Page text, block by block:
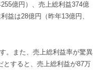
億円）、売上総利益374億
益は28億円（昨年13億円、
。また、売上総利益率が驚異
とすると、売上総利益が87万